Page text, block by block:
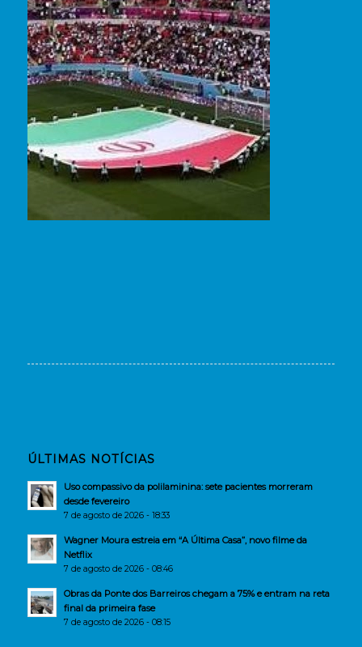
ÚLTIMAS NOTÍCIAS
Uso compassivo da polilaminina: sete pacientes morreram
desde fevereiro
7 de agosto de 2026 - 18:33
Wagner Moura estreia em “A Última Casa”, novo filme da
Netflix
7 de agosto de 2026 - 08:46
Obras da Ponte dos Barreiros chegam a 75% e entram na reta
final da primeira fase
7 de agosto de 2026 - 08:15